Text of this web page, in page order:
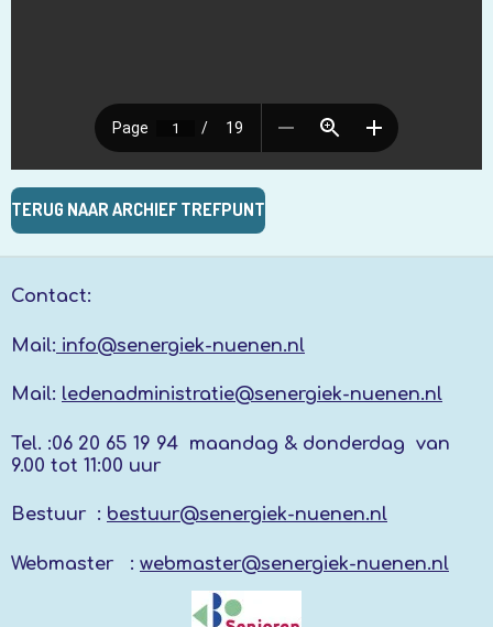
TERUG NAAR ARCHIEF TREFPUNT
Contact:
Mail: info@senergiek-nuenen.nl
Mail: ledenadministratie@senergiek-nuenen.nl
Tel. :06 20 65 19 94 maandag & donderdag van
9.00 tot 11:00 uur
Bestuur : bestuur@senergiek-nuenen.nl
Webmaster : webmaster@senergiek-nuenen.nl